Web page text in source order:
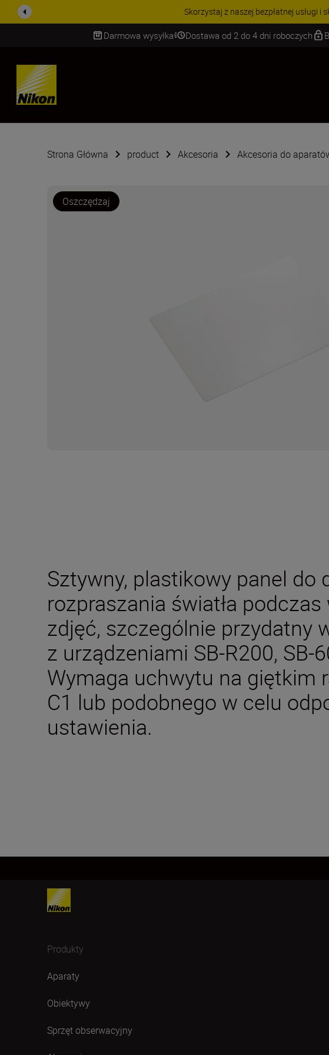
PROMOCJA NA AKCESORIA |
Darmowa wysyłka Dostawa od 2 do 4 dni roboczych
SKIP
Strona Główna product Akcesoria Akcesoria do
Oszczędzaj
Sztywny, plastikowy panel do
rozpraszania światła
zdjęć, szczególnie przydatny
z urządzeniami SB-R200, SB-
Wymaga uchwytu na giętkim
C1 lub podobnego w celu
ustawienia.
Produkty
Aparaty
Obiektywy
Sprzęt obserwacyjny